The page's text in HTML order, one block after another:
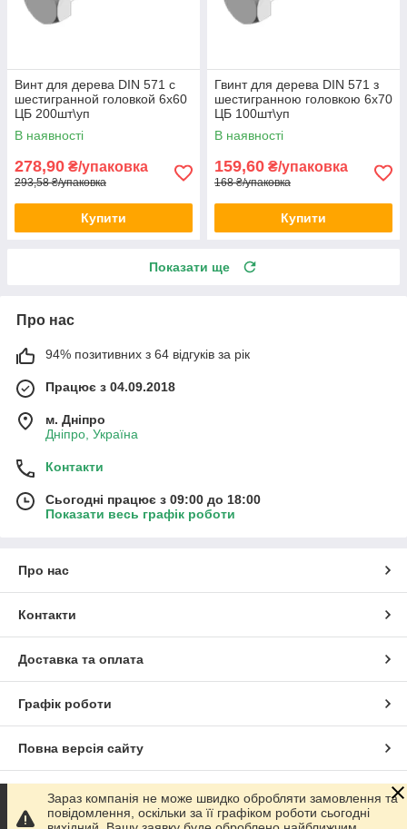
Винт для дерева DIN 571 с
шестигранной головкой 6х60
ЦБ 200шт\уп
В наявності
278,90 ₴/упаковка
293,58 ₴/упаковка
Купити
Гвинт для дерева DIN 571 з
шестигранною головкою 6х70
ЦБ 100шт\уп
В наявності
159,60 ₴/упаковка
168 ₴/упаковка
Купити
Показати ще
Про нас
94% позитивних з 64 відгуків за рік
Працює з 04.09.2018
м. Дніпро
Дніпро, Україна
Контакти
Сьогодні працює з 09:00 до 18:00
Показати весь графік роботи
Про нас
Контакти
Доставка та оплата
Графік роботи
Повна версія сайту
Сайт створено на маркетплейсіProm.ua
Зараз компанія не може швидко обробляти замовлення та
повідомлення, оскільки за її графіком роботи сьогодні